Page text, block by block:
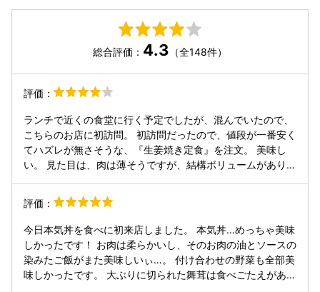
総合評価： 4.3 （全148件）
評価：
ランチで近くの食堂に行く予定でしたが、混んでいたので、
こちらのお店に初訪問。 初訪問だったので、値段が一番安く
てハズレが無さそうな、『生姜焼き定食』を注文。 美味し
い。 見た目は、肉は薄そうですが、結構ボリュームがありま
きさが大きいのと絶妙な厚みで、柔らかい食感が丁度良い感
じになっています。 味も良いです。 ご飯は、無料で大盛り
にもできます。 味噌汁はインスタントかな？ 入った時は、
他のお客さんが誰もいなくて大丈夫かな?と不安でしたが、
凄く美味しくてビックリしました。 あとでステーキとかにし
ておけば良かったと思いました。 今度、六日町に行く際に、
他のメニューを食べに寄りたいと思います。 ご馳走様でし
評価：
今日本気丼を食べに初来店しました。 本気丼…めっちゃ美味
しかったです！ お肉は柔らかいし、そのお肉の油とソースの
染みたご飯がまた美味しいぃ…。 付け合わせの野菜も全部美
味しかったです。 大ぶりに切られた舞茸は食べごたえがあっ